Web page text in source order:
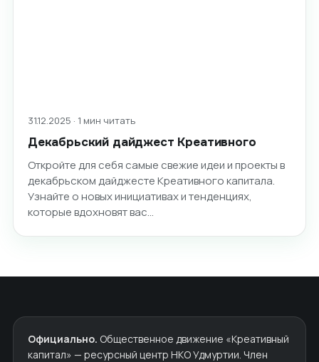
31.12.2025 · 1 мин читать
Декабрьский дайджест Креативного
Откройте для себя самые свежие идеи и проекты в
декабрьском дайджесте Креативного капитала.
Узнайте о новых инициативах и тенденциях,
которые вдохновят вас…
Официально. Общественное движение «Креативный
капитал» — ресурсный центр НКО Удмуртии. Член